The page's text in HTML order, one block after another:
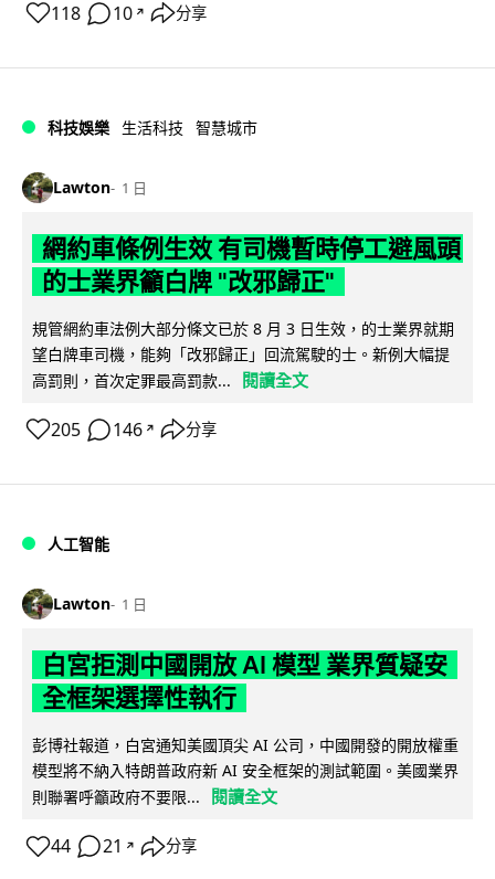
118 10 ↗ 分享
科技娛樂 生活科技 智慧城市
Lawton 1 日
網約車條例生效 有司機暫時停工避風頭
的士業界籲白牌 "改邪歸正"
規管網約車法例大部分條文已於 8 月 3 日生效，的士業界就期
望白牌車司機，能夠「改邪歸正」回流駕駛的士。新例大幅提
高罰則，首次定罪最高罰款...
閱讀全文
205 146 ↗ 分享
人工智能
Lawton 1 日
白宮拒測中國開放 AI 模型 業界質疑安
全框架選擇性執行
彭博社報道，白宮通知美國頂尖 AI 公司，中國開發的開放權重
模型將不納入特朗普政府新 AI 安全框架的測試範圍。美國業界
則聯署呼籲政府不要限...
閱讀全文
44 21 ↗ 分享